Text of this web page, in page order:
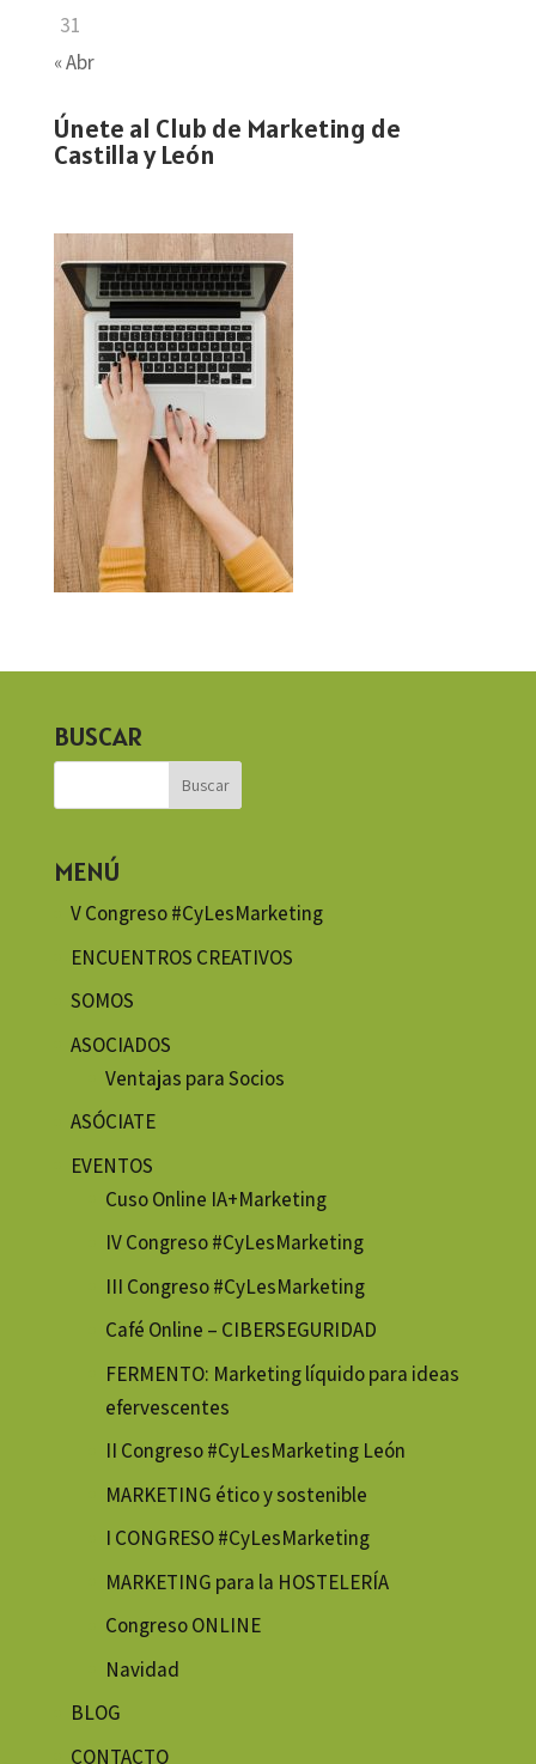
31
« Abr
Únete al Club de Marketing de
Castilla y León
BUSCAR
MENÚ
V Congreso #CyLesMarketing
ENCUENTROS CREATIVOS
SOMOS
ASOCIADOS
Ventajas para Socios
ASÓCIATE
EVENTOS
Cuso Online IA+Marketing
IV Congreso #CyLesMarketing
III Congreso #CyLesMarketing
Café Online – CIBERSEGURIDAD
FERMENTO: Marketing líquido para ideas
efervescentes
II Congreso #CyLesMarketing León
MARKETING ético y sostenible
I CONGRESO #CyLesMarketing
MARKETING para la HOSTELERÍA
Congreso ONLINE
Navidad
BLOG
CONTACTO